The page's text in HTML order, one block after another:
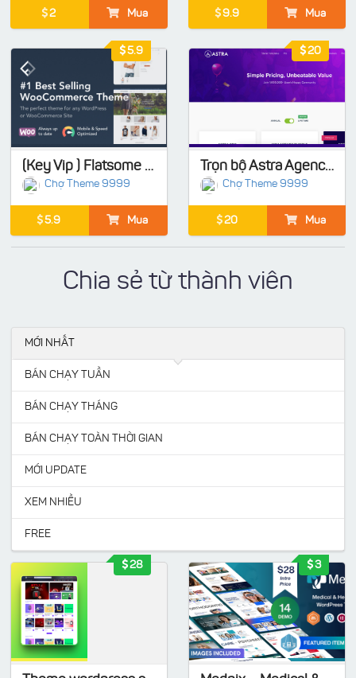
2 Mua 9.9 Mua
(Key Vip ) Flatsome 3.20.8 | Flatsome | Multi-Purpose Responsive WooCommerce + Key xịn, bảo hành 1 đổi 1 + Quà tặng Acf Pro, Schema Pro, iThemes Security Pro, Yoast seo premium, Elementor Pro
Chợ Theme 9999
5.9 Mua
5.9
Trọn bộ Astra Agency 699$: Astra Premium Sites + Astra Theme & Pro Addon + Convert Pro + Schema Pro + Ultimate Addons for Beaver Builder + Ultimate Addons for Elementor + WP Portfolio
Chợ Theme 9999
20 Mua
20
Chia sẻ từ thành viên
MỚI NHẤT
BÁN CHẠY TUẦN
BÁN CHẠY THÁNG
BÁN CHẠY TOÀN THỜI GIAN
MỚI UPDATE
XEM NHIỀU
FREE
28 3